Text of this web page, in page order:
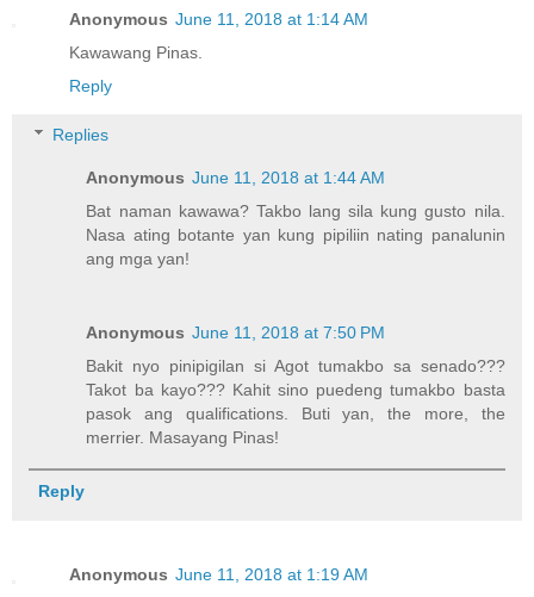
Anonymous June 11, 2018 at 1:14 AM
Kawawang Pinas.
Reply
Replies
Anonymous June 11, 2018 at 1:44 AM
Bat naman kawawa? Takbo lang sila kung gusto nila.
Nasa ating botante yan kung pipiliin nating panalunin
ang mga yan!
Anonymous June 11, 2018 at 7:50 PM
Bakit nyo pinipigilan si Agot tumakbo sa senado???
Takot ba kayo??? Kahit sino puedeng tumakbo basta
pasok ang qualifications. Buti yan, the more, the
merrier. Masayang Pinas!
Reply
Anonymous June 11, 2018 at 1:19 AM